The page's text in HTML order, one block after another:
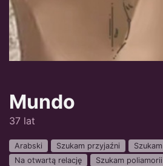
Mundo
37 lat
Arabski Szukam przyjaźni
Na otwartą relację
Szukam poliamorii